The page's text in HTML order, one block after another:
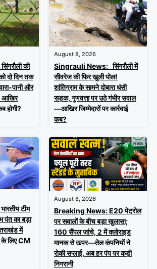
की
दो दिन तक
पानी और
आखिर
होगी?
August 8, 2026
Singrauli News: सिंगरौली में
सीवरेज की फिर खुली पोल!
शांतिग्राम के सामने दोबारा धंसी
सड़क, गुणवत्ता पर उठे गंभीर सवाल
—आखिर जिम्मेदारों पर कार्रवाई
कब?
टीम
पंत का बड़ा
में
के लिए CM
August 8, 2026
Breaking News: E20 पेट्रोल
पर सवालों के बीच बड़ा खुलासा;
160 सैंपल जांचे, 2 में क्लोराइड
मानक से ऊपर—तेल कंपनियों ने
रोकी सप्लाई, अब हर पंप पर कड़ी
निगरानी